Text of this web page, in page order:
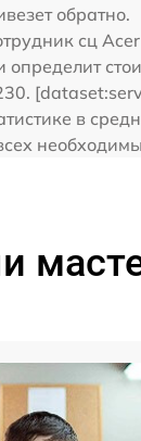
обратно.
сц
определит
в